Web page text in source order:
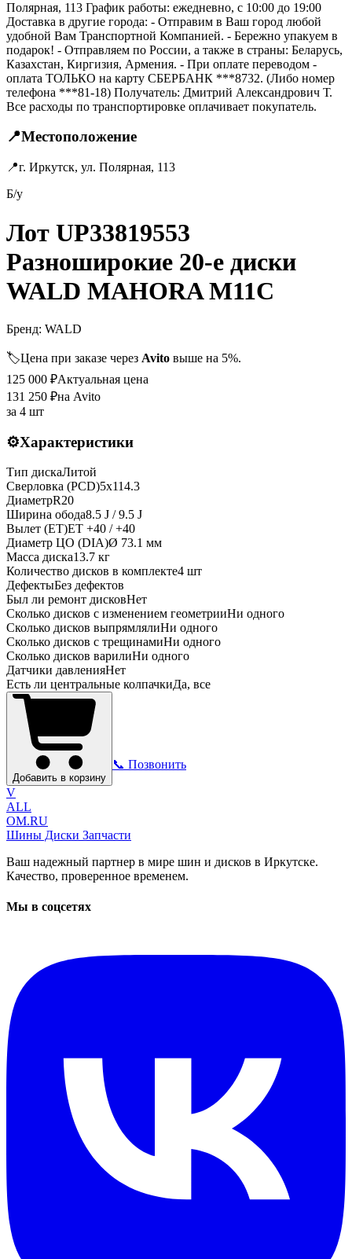
Полярная, 113 График работы: ежедневно, с 10:00 до 19:00
Доставка в другие города: - Отправим в Ваш город любой
удобной Вам Транспортной Компанией. - Бережно упакуем в
подарок! - Отправляем по России, а также в страны: Беларусь,
Казахстан, Киргизия, Армения. - При оплате переводом -
оплата ТОЛЬКО на карту СБЕРБАНК ***8732. (Либо номер
телефона ***81-18) Получатель: Дмитрий Александрович Т.
Все расходы по транспортировке оплачивает покупатель.
📍Местоположение
📍г. Иркутск, ул. Полярная, 113
Б/у
Лот UP33819553
Разноширокие 20-е диски
WALD MAHORA M11C
Бренд: WALD
🏷️Цена при заказе через Avito выше на 5%.
125 000 ₽Актуальная цена
131 250 ₽на Avito
за 4 шт
⚙️Характеристики
Тип дискаЛитой
Сверловка (PCD)5x114.3
ДиаметрR20
Ширина обода8.5 J / 9.5 J
Вылет (ET)ET +40 / +40
Диаметр ЦО (DIA)Ø 73.1 мм
Масса диска13.7 кг
Количество дисков в комплекте4 шт
ДефектыБез дефектов
Был ли ремонт дисковНет
Сколько дисков с изменением геометрииНи одного
Сколько дисков выпрямлялиНи одного
Сколько дисков с трещинамиНи одного
Сколько дисков варилиНи одного
Датчики давленияНет
Есть ли центральные колпачкиДа, все
Добавить в корзину
📞 Позвонить
V
ALL
OM.RU
Шины Диски Запчасти
Ваш надежный партнер в мире шин и дисков в Иркутске.
Качество, проверенное временем.
Мы в соцсетях